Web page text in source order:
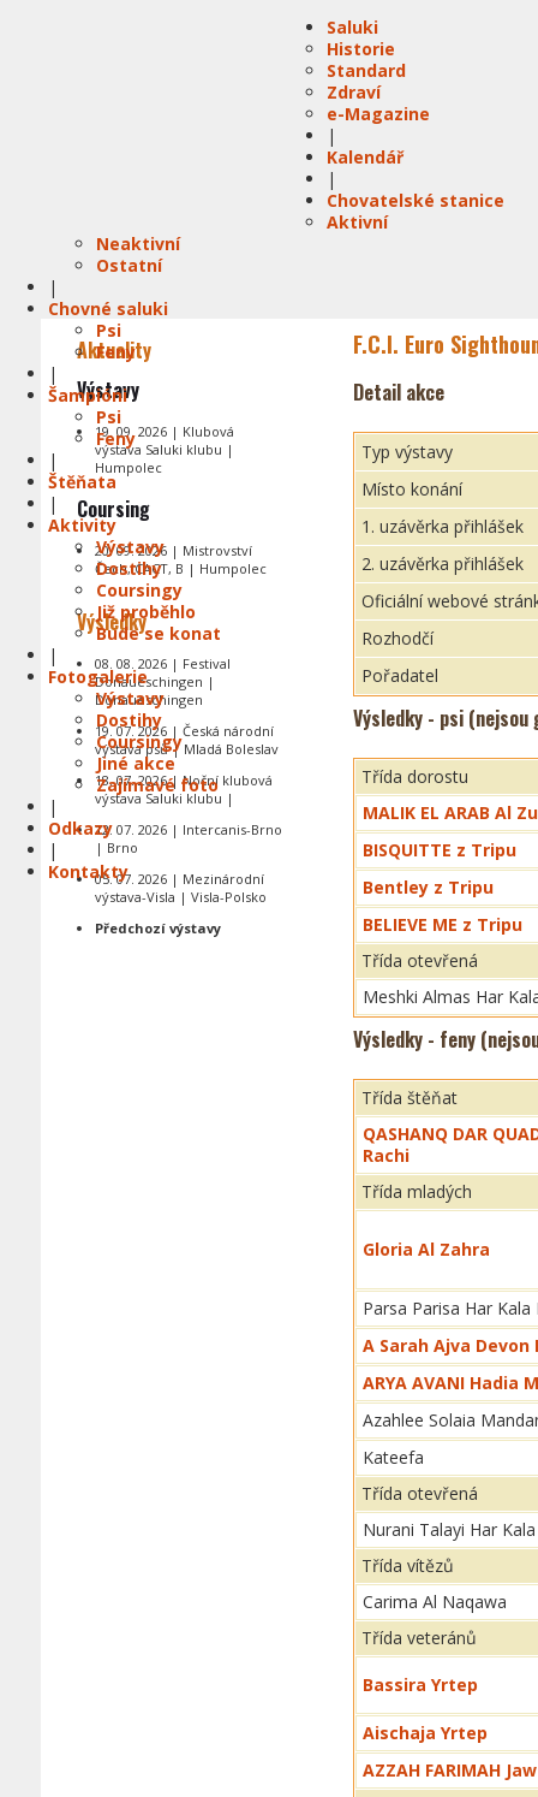
Saluki
Historie
Standard
Zdraví
e-Magazine
|
Kalendář
|
Chovatelské stanice
Aktivní
Neaktivní
Ostatní
|
Chovné saluki
Psi
Feny
|
Šampióni
Psi
Feny
|
Štěňata
|
Aktivity
Výstavy
Dostihy
Coursingy
Již proběhlo
Bude se konat
|
Fotogalerie
Výstavy
Dostihy
Coursingy
Jiné akce
Zajímavé foto
|
Odkazy
|
Kontakty
F.C.I. Euro
Detail akce
Typ výstavy
Místo konání
1. uzávěrka přihlášek
2. uzávěrka přihlášek
Oficiální webové
Rozhodčí
Pořadatel
Výsledky - psi
Třída dorostu
MALIK EL ARAB Al
BISQUITTE z Tripu
Bentley z Tripu
BELIEVE ME z Tripu
Třída otevřená
Meshki Almas Har
Výsledky - feny
Třída štěňat
QASHANQ DAR
Rachi
Třída mladých
Gloria Al Zahra
Parsa Parisa Har Kala
A Sarah Ajva Devon
ARYA AVANI Hadia
Azahlee Solaia
Kateefa
Třída otevřená
Nurani Talayi Har
Třída vítězů
Carima Al Naqawa
Třída veteránů
Bassira Yrtep
Aischaja Yrtep
AZZAH FARIMAH
Aktuality
Výstavy
19. 09. 2026 | Klubová
výstava Saluki klubu |
Humpolec
Coursing
20. 09. 2026 | Mistrovství
Čech, CACT, B | Humpolec
Výsledky
08. 08. 2026 | Festival
Donaueschingen |
Donaueschingen
19. 07. 2026 | Česká národní
výstava psů | Mladá Boleslav
18. 07. 2026 | Noční klubová
výstava Saluki klubu |
12. 07. 2026 | Intercanis-Brno
| Brno
05. 07. 2026 | Mezinárodní
výstava-Visla | Visla-Polsko
Předchozí výstavy